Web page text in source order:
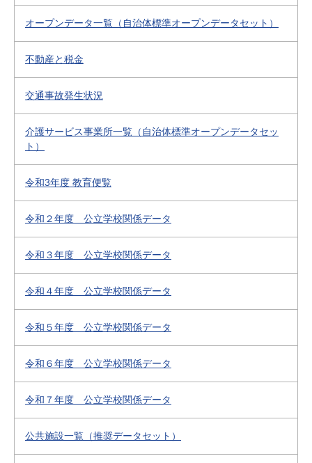
オープンデータ一覧（自治体標準オープンデータセット）
不動産と税金
交通事故発生状況
介護サービス事業所一覧（自治体標準オープンデータセッ
ト）
令和3年度 教育便覧
令和２年度 公立学校関係データ
令和３年度 公立学校関係データ
令和４年度 公立学校関係データ
令和５年度 公立学校関係データ
令和６年度 公立学校関係データ
令和７年度 公立学校関係データ
公共施設一覧（推奨データセット）